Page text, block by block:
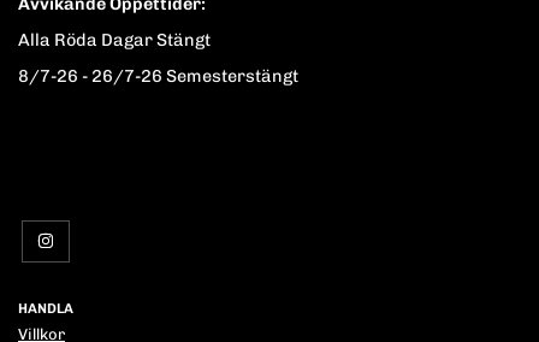
Alla Röda Dagar Stängt
8/7-26 - 26/7-26 Semesterstängt
HANDLA
Villkor